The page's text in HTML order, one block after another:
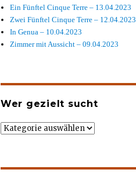
Ein Fünftel Cinque Terre – 13.04.2023
Zwei Fünftel Cinque Terre – 12.04.2023
In Genua – 10.04.2023
Zimmer mit Aussicht – 09.04.2023
Wer gezielt sucht
Wer